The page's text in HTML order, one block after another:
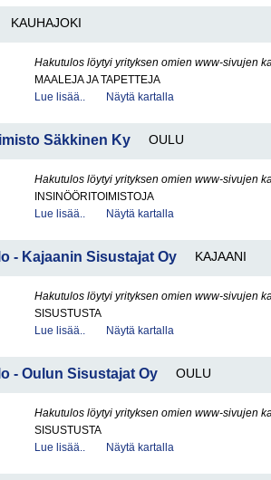
KAUHAJOKI
Hakutulos löytyi yrityksen omien www-sivujen
MAALEJA JA TAPETTEJA
Lue lisää..
Näytä kartalla
Säkkinen Ky OULU
Hakutulos löytyi yrityksen omien www-sivujen
INSINÖÖRITOIMISTOJA
Lue lisää..
Näytä kartalla
- Kajaanin Sisustajat Oy KAJAANI
Hakutulos löytyi yrityksen omien www-sivujen
SISUSTUSTA
Lue lisää..
Näytä kartalla
- Oulun Sisustajat Oy OULU
Hakutulos löytyi yrityksen omien www-sivujen
SISUSTUSTA
Lue lisää..
Näytä kartalla